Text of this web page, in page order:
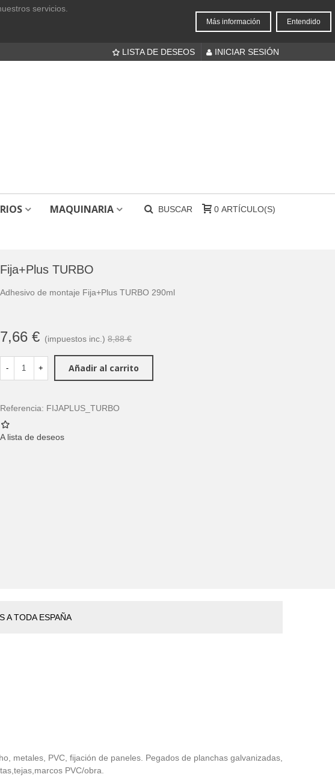
servicios.
Más información Entendido
LISTA DE DESEOS INICIAR SESIÓN
MAQUINARIA BUSCAR 0 ARTÍCULO(S)
Fija+Plus TURBO
Adhesivo de montaje Fija+Plus TURBO 290ml
7,66 € (impuestos inc.) 8,88 €
- + Añadir al carrito
Referencia: FIJAPLUS_TURBO
A lista de deseos
A TODA ESPAÑA
metales, PVC, fijación de paneles. Pegados de planchas galvanizadas,
PVC/obra.